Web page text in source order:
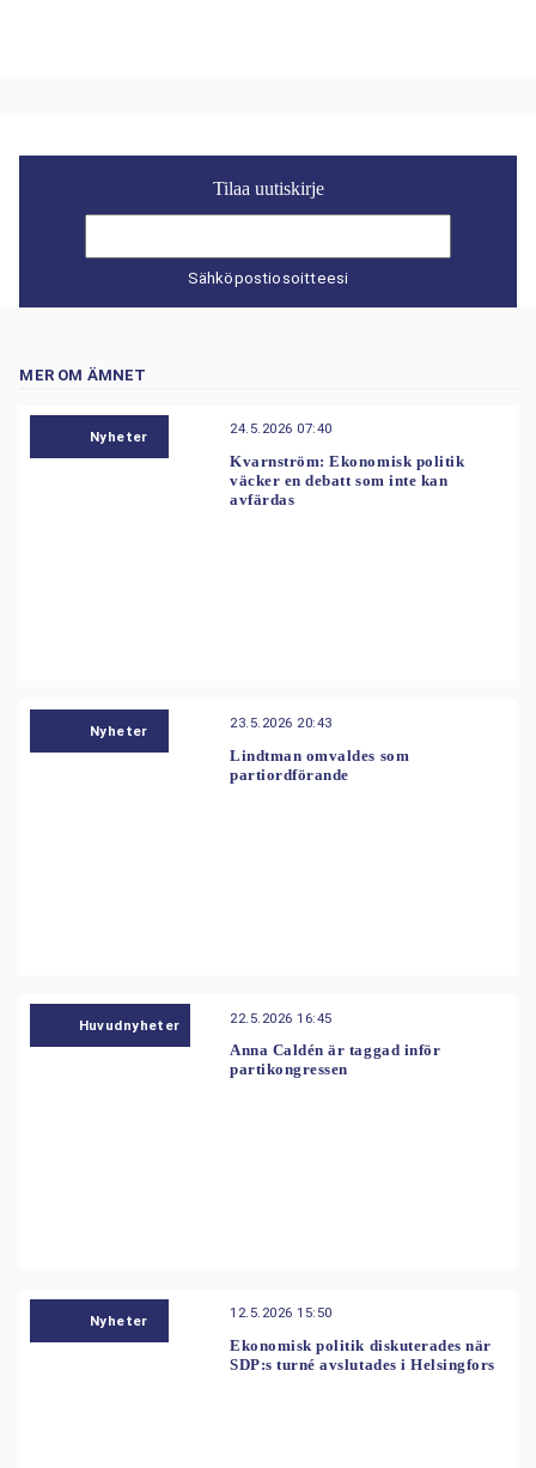
Tilaa uutiskirje
Sähköpostiosoitteesi
MER OM ÄMNET
Nyheter 24.5.2026 07:40
Kvarnström: Ekonomisk politik
väcker en debatt som inte kan
avfärdas
Nyheter 23.5.2026 20:43
Lindtman omvaldes som
partiordförande
Huvudnyheter 22.5.2026 16:45
Anna Caldén är taggad inför
partikongressen
Nyheter 12.5.2026 15:50
Ekonomisk politik diskuterades när
SDP:s turné avslutades i Helsingfors